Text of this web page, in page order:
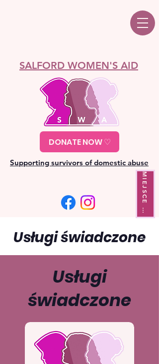
SALFORD WOMEN'S AID
Supporting survivors of domestic abuse
M
I
E
J
S
C
E
W
Y
J
Ś
C
I
A
DONATE NOW ♡
Usługi świadczone
Usługi
świadczone